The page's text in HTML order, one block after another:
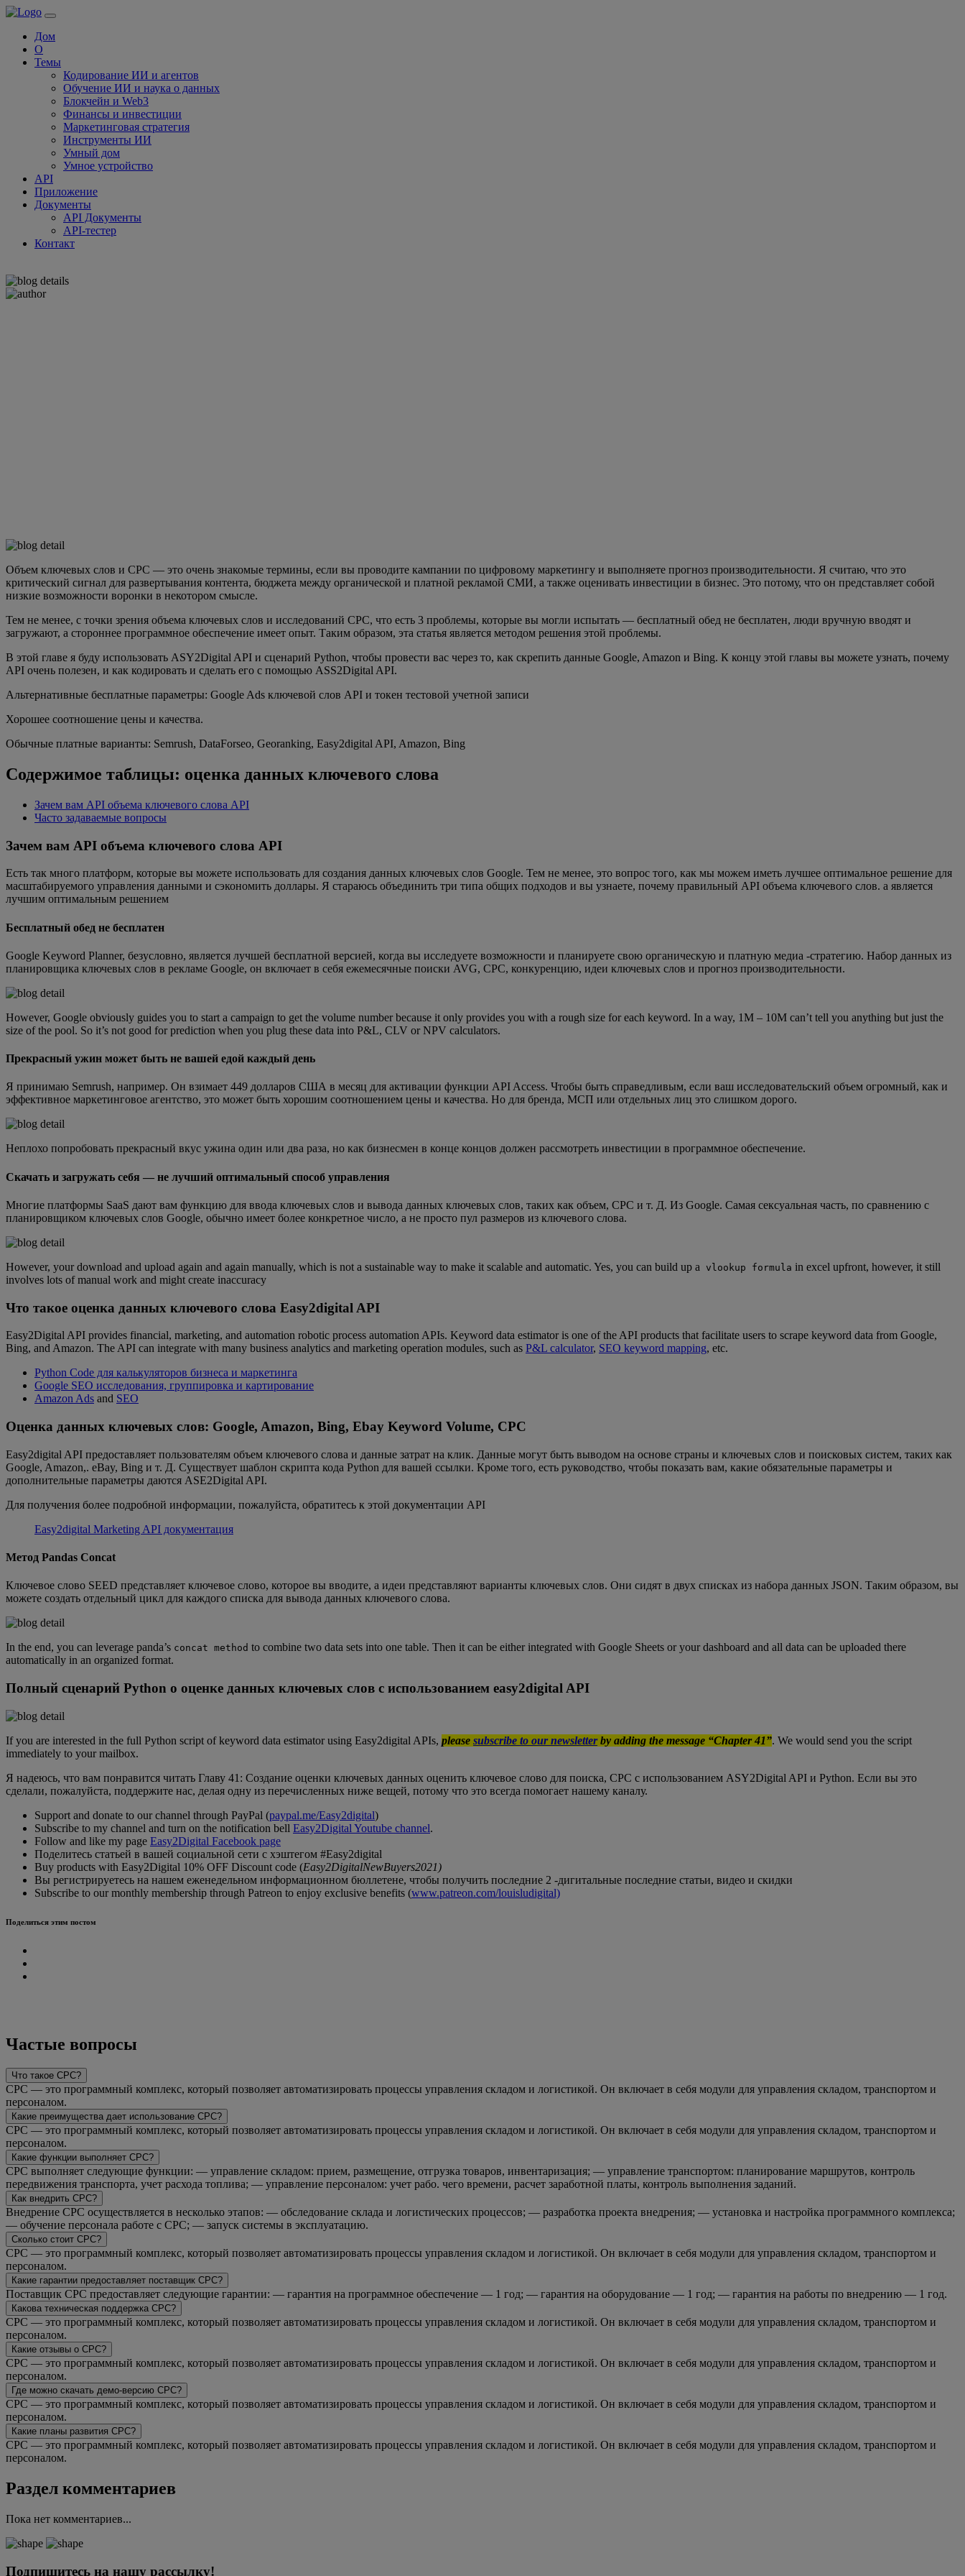
Дом
О
Темы
Кодирование ИИ и агентов
Обучение ИИ и наука о данных
Блокчейн и Web3
Финансы и инвестиции
Маркетинговая стратегия
Инструменты ИИ
Умный дом
Умное устройство
API
Приложение
Документы
API Документы
API-тестер
Контакт
Объем ключевых слов и CPC — это очень знакомые термины, если вы проводите кампании по цифровому маркетингу и выполняете прогноз производительности. Я считаю, что это
критический сигнал для развертывания контента, бюджета между органической и платной рекламой СМИ, а также оценивать инвестиции в бизнес. Это потому, что он представляет собой
низкие возможности воронки в некотором смысле.
Тем не менее, с точки зрения объема ключевых слов и исследований CPC, что есть 3 проблемы, которые вы могли испытать — бесплатный обед не бесплатен, люди вручную вводят и
загружают, а стороннее программное обеспечение имеет опыт. Таким образом, эта статья является методом решения этой проблемы.
В этой главе я буду использовать ASY2Digital API и сценарий Python, чтобы провести вас через то, как скрепить данные Google, Amazon и Bing. К концу этой главы вы можете узнать, почему
API очень полезен, и как кодировать и сделать его с помощью ASS2Digital API.
Альтернативные бесплатные параметры: Google Ads ключевой слов API и токен тестовой учетной записи
Хорошее соотношение цены и качества.
Обычные платные варианты: Semrush, DataForseo, Georanking, Easy2digital API, Amazon, Bing
Содержимое таблицы: оценка данных ключевого слова
Зачем вам API объема ключевого слова API
Часто задаваемые вопросы
Зачем вам API объема ключевого слова API
Есть так много платформ, которые вы можете использовать для создания данных ключевых слов Google. Тем не менее, это вопрос того, как мы можем иметь лучшее оптимальное решение для
масштабируемого управления данными и сэкономить доллары. Я стараюсь объединить три типа общих подходов и вы узнаете, почему правильный API объема ключевого слов. а является
лучшим оптимальным решением
Бесплатный обед не бесплатен
Google Keyword Planner, безусловно, является лучшей бесплатной версией, когда вы исследуете возможности и планируете свою органическую и платную медиа -стратегию. Набор данных из
планировщика ключевых слов в рекламе Google, он включает в себя ежемесячные поиски AVG, CPC, конкуренцию, идеи ключевых слов и прогноз производительности.
However, Google obviously guides you to start a campaign to get the volume number because it only provides you with a rough size for each keyword. In a way, 1M – 10M can’t tell you anything but just the
size of the pool. So it’s not good for prediction when you plug these data into P&L, CLV or NPV calculators.
Прекрасный ужин может быть не вашей едой каждый день
Я принимаю Semrush, например. Он взимает 449 долларов США в месяц для активации функции API Access. Чтобы быть справедливым, если ваш исследовательский объем огромный, как и
эффективное маркетинговое агентство, это может быть хорошим соотношением цены и качества. Но для бренда, МСП или отдельных лиц это слишком дорого.
Неплохо попробовать прекрасный вкус ужина один или два раза, но как бизнесмен в конце концов должен рассмотреть инвестиции в программное обеспечение.
Скачать и загружать себя — не лучший оптимальный способ управления
Многие платформы SaaS дают вам функцию для ввода ключевых слов и вывода данных ключевых слов, таких как объем, CPC и т. Д. Из Google. Самая сексуальная часть, по сравнению с
планировщиком ключевых слов Google, обычно имеет более конкретное число, а не просто пул размеров из ключевого слова.
However, your download and upload again and again manually, which is not a sustainable way to make it scalable and automatic. Yes, you can build up a vlookup formula in excel upfront, however, it still
involves lots of manual work and might create inaccuracy
Что такое оценка данных ключевого слова Easy2digital API
Easy2Digital API provides financial, marketing, and automation robotic process automation APIs. Keyword data estimator is one of the API products that facilitate users to scrape keyword data from Google,
Bing, and Amazon. The API can integrate with many business analytics and marketing operation modules, such as P&L calculator, SEO keyword mapping, etc.
Python Code для калькуляторов бизнеса и маркетинга
Google SEO исследования, группировка и картирование
Amazon Ads and SEO
Оценка данных ключевых слов: Google, Amazon, Bing, Ebay Keyword Volume, CPC
Easy2digital API предоставляет пользователям объем ключевого слова и данные затрат на клик. Данные могут быть выводом на основе страны и ключевых слов и поисковых систем, таких как
Google, Amazon,. eBay, Bing и т. Д. Существует шаблон скрипта кода Python для вашей ссылки. Кроме того, есть руководство, чтобы показать вам, какие обязательные параметры и
дополнительные параметры даются ASE2Digital API.
Для получения более подробной информации, пожалуйста, обратитесь к этой документации API
Easy2digital Marketing API документация
Метод Pandas Concat
Ключевое слово SEED представляет ключевое слово, которое вы вводите, а идеи представляют варианты ключевых слов. Они сидят в двух списках из набора данных JSON. Таким образом, вы
можете создать отдельный цикл для каждого списка для вывода данных ключевого слова.
In the end, you can leverage panda’s concat method to combine two data sets into one table. Then it can be either integrated with Google Sheets or your dashboard and all data can be uploaded there
automatically in an organized format.
Полный сценарий Python о оценке данных ключевых слов с использованием easy2digital API
If you are interested in the full Python script of keyword data estimator using Easy2digital APIs, please subscribe to our newsletterby adding the message “Chapter 41”. We would send you the script
immediately to your mailbox.
Я надеюсь, что вам понравится читать Главу 41: Создание оценки ключевых данных оценить ключевое слово для поиска, CPC с использованием ASY2Digital API и Python. Если вы это
сделали, пожалуйста, поддержите нас, делая одну из перечисленных ниже вещей, потому что это всегда помогает нашему каналу.
Support and donate to our channel through PayPal (paypal.me/Easy2digital)
Subscribe to my channel and turn on the notification bell Easy2Digital Youtube channel.
Follow and like my page Easy2Digital Facebook page
Поделитесь статьей в вашей социальной сети с хэштегом #Easy2digital
Buy products with Easy2Digital 10% OFF Discount code (Easy2DigitalNewBuyers2021)
Вы регистрируетесь на нашем еженедельном информационном бюллетене, чтобы получить последние 2 -дигитальные последние статьи, видео и скидки
Subscribe to our monthly membership through Patreon to enjoy exclusive benefits (www.patreon.com/louisludigital)
Поделиться этим постом
Частые вопросы
Что такое CPC?
CPC — это программный комплекс, который позволяет автоматизировать процессы управления складом и логистикой. Он включает в себя модули для управления складом, транспортом и
персоналом.
Какие преимущества дает использование CPC?
CPC — это программный комплекс, который позволяет автоматизировать процессы управления складом и логистикой. Он включает в себя модули для управления складом, транспортом и
персоналом.
Какие функции выполняет CPC?
CPC выполняет следующие функции: — управление складом: прием, размещение, отгрузка товаров, инвентаризация; — управление транспортом: планирование маршрутов, контроль
передвижения транспорта, учет расхода топлива; — управление персоналом: учет рабо. чего времени, расчет заработной платы, контроль выполнения заданий.
Как внедрить CPC?
Внедрение CPC осуществляется в несколько этапов: — обследование склада и логистических процессов; — разработка проекта внедрения; — установка и настройка программного комплекса;
— обучение персонала работе с CPC; — запуск системы в эксплуатацию.
Сколько стоит CPC?
CPC — это программный комплекс, который позволяет автоматизировать процессы управления складом и логистикой. Он включает в себя модули для управления складом, транспортом и
персоналом.
Какие гарантии предоставляет поставщик CPC?
Поставщик CPC предоставляет следующие гарантии: — гарантия на программное обеспечение — 1 год; — гарантия на оборудование — 1 год; — гарантия на работы по внедрению — 1 год.
Какова техническая поддержка CPC?
CPC — это программный комплекс, который позволяет автоматизировать процессы управления складом и логистикой. Он включает в себя модули для управления складом, транспортом и
персоналом.
Какие отзывы о CPC?
CPC — это программный комплекс, который позволяет автоматизировать процессы управления складом и логистикой. Он включает в себя модули для управления складом, транспортом и
персоналом.
Где можно скачать демо-версию CPC?
CPC — это программный комплекс, который позволяет автоматизировать процессы управления складом и логистикой. Он включает в себя модули для управления складом, транспортом и
персоналом.
Какие планы развития CPC?
CPC — это программный комплекс, который позволяет автоматизировать процессы управления складом и логистикой. Он включает в себя модули для управления складом, транспортом и
персоналом.
Раздел комментариев
Пока нет комментариев...
Подпишитесь на нашу рассылку!